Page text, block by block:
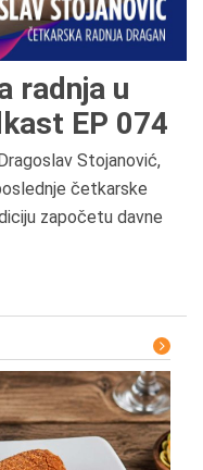
radnja u
EP 074
Stojanović,
četkarske
započetu davne